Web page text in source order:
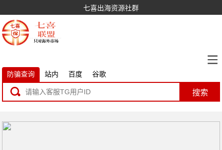
七喜出海资源社群
防骗查询 站内 百度 谷歌
搜索